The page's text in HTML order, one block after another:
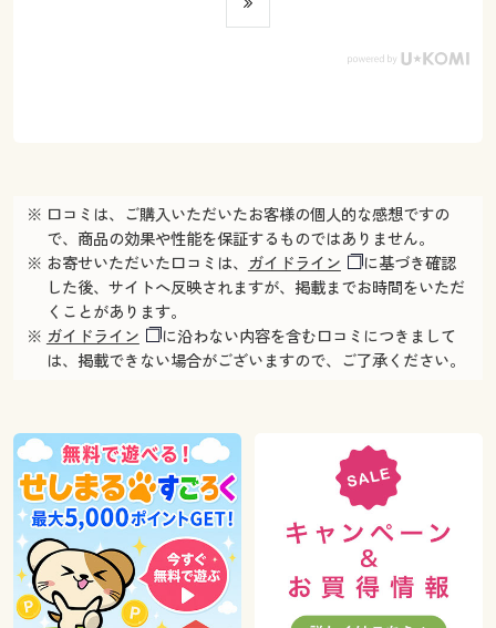
※ 口コミは、ご購入いただいたお客様の個人的な感想ですの
で、商品の効果や性能を保証するものではありません。
※ お寄せいただいた口コミは、 ガイドライン
に基づき確認
した後、サイトへ反映されますが、掲載までお時間をいただ
くことがあります。
※ ガイドライン
に沿わない内容を含む口コミにつきまして
は、掲載できない場合がございますので、ご了承ください。